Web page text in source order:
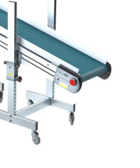
motore
tensione